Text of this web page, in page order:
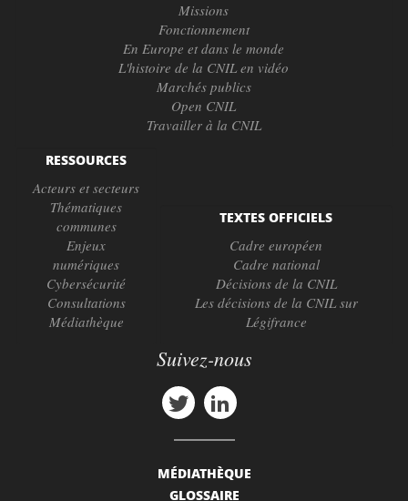
Missions
Fonctionnement
En Europe et dans le monde
L'histoire de la CNIL en vidéo
Marchés publics
Open CNIL
Travailler à la CNIL
RESSOURCES
Acteurs et secteurs
Thématiques
communes
Enjeux
numériques
Cybersécurité
Consultations
Médiathèque
TEXTES OFFICIELS
Cadre européen
Cadre national
Décisions de la CNIL
Les décisions de la CNIL sur
Légifrance
Suivez-nous
MÉDIATHÈQUE
GLOSSAIRE